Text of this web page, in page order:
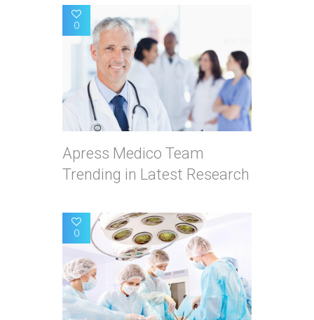
0
Apress Medico Team
Trending in Latest Research
0